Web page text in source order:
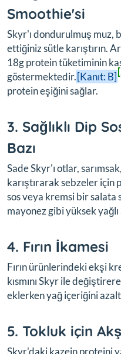
Smoothie'si
Skyr'ı dondurulmuş muz,
ettiğiniz sütle karıştırın.
18g protein tüketiminin
göstermektedir.[Kanıt: B]
protein eşiğini sağlar.
3. Sağlıklı Dip
Bazı
Sade Skyr'ı otlar,
karıştırarak sebzeler için
sos veya kremsi bir salata
mayonez gibi yüksek
4. Fırın İkamesi
Fırın ürünlerindeki ekşi
kısmını Skyr ile
eklerken yağ içeriğini
5. Tokluk için
Skyr'daki kazein proteini